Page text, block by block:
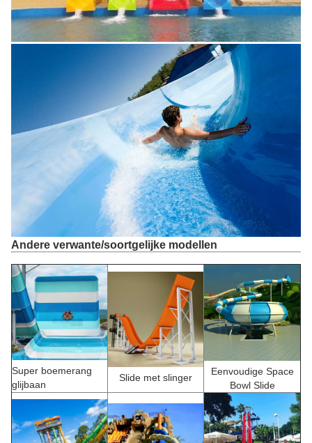
Andere verwante/soortgelijke modellen
Super boemerang
glijbaan
Slide met slinger
Eenvoudige Space
Bowl Slide